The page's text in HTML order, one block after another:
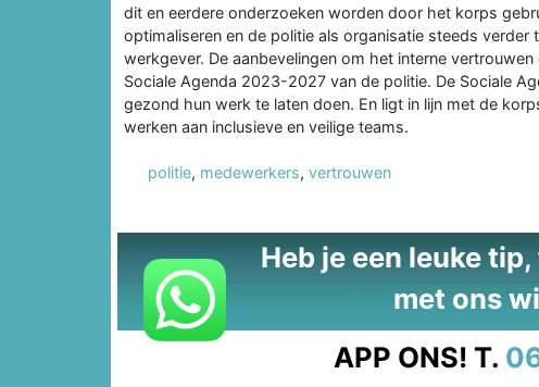
dit en eerdere onderzoeken worden door het korps
optimaliseren en de politie als organisatie steeds
werkgever. De aanbevelingen om het interne
Sociale Agenda 2023-2027 van de politie. De Sociale
gezond hun werk te laten doen. En ligt in lijn met de
werken aan inclusieve en veilige teams.
politie, medewerkers, vertrouwen
Heb je een leuke
met ons
APP ONS! T.